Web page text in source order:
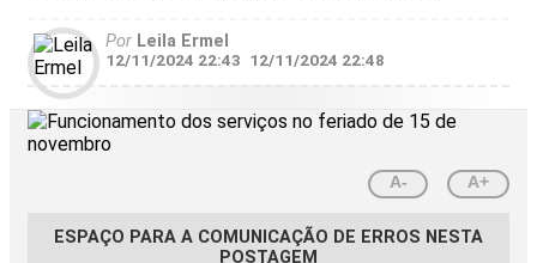
Por Leila Ermel
12/11/2024 22:43 12/11/2024 22:48
A- A+
ESPAÇO PARA A COMUNICAÇÃO DE ERROS NESTA
POSTAGEM